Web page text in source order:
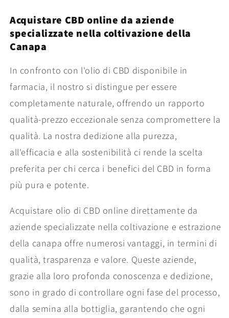
Acquistare CBD online da aziende
specializzate nella coltivazione della
Canapa
In confronto con l'olio di CBD disponibile in
farmacia, il nostro si distingue per essere
completamente naturale, offrendo un rapporto
qualità-prezzo eccezionale senza compromettere la
qualità. La nostra dedizione alla purezza,
all'efficacia e alla sostenibilità ci rende la scelta
preferita per chi cerca i benefici del CBD in forma
più pura e potente.
Acquistare olio di CBD online direttamente da
aziende specializzate nella coltivazione e estrazione
della canapa offre numerosi vantaggi, in termini di
qualità, trasparenza e valore. Queste aziende,
grazie alla loro profonda conoscenza e dedizione,
sono in grado di controllare ogni fase del processo,
dalla semina alla bottiglia, garantendo che ogni